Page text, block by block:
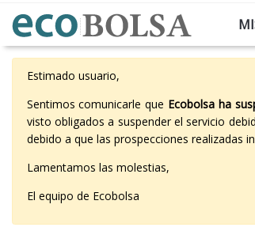
Estimado usuario,
Sentimos comunicarle que Ecobolsa ha
visto obligados a suspender el servicio
debido a que las prospecciones realizadas
Lamentamos las molestias,
El equipo de Ecobolsa